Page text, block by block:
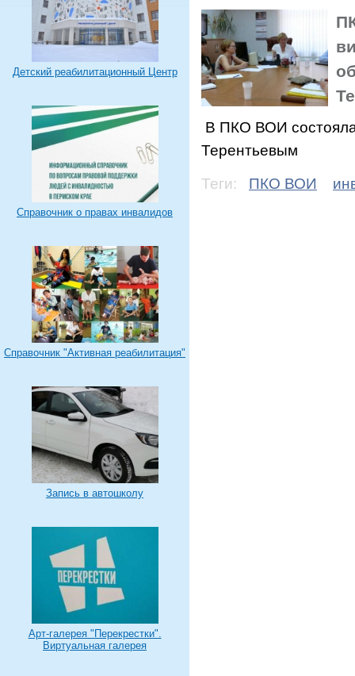
Детский реабилитационный Центр
Справочник о правах инвалидов
Справочник "Активная реабилитация"
Запись в автошколу
Арт-галерея "Перекрестки".
Виртуальная галерея
В ПКО ВОИ
Терентьевым
Теги:
ПКО ВОИ